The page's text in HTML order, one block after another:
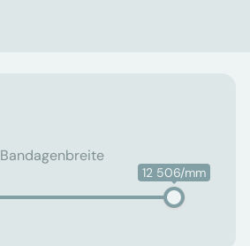
Bandagenbreite
12 506/mm